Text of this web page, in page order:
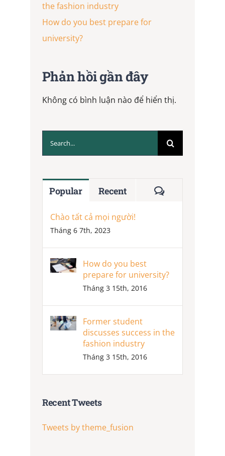
the fashion industry
How do you best prepare for
university?
Phản hồi gần đây
Không có bình luận nào để hiển thị.
Search
for:
Popular Recent Comments
Chào tất cả mọi người!
Tháng 6 7th, 2023
How do you best
prepare for university?
Tháng 3 15th, 2016
Former student
discusses success in the
fashion industry
Tháng 3 15th, 2016
Recent Tweets
Tweets by theme_fusion